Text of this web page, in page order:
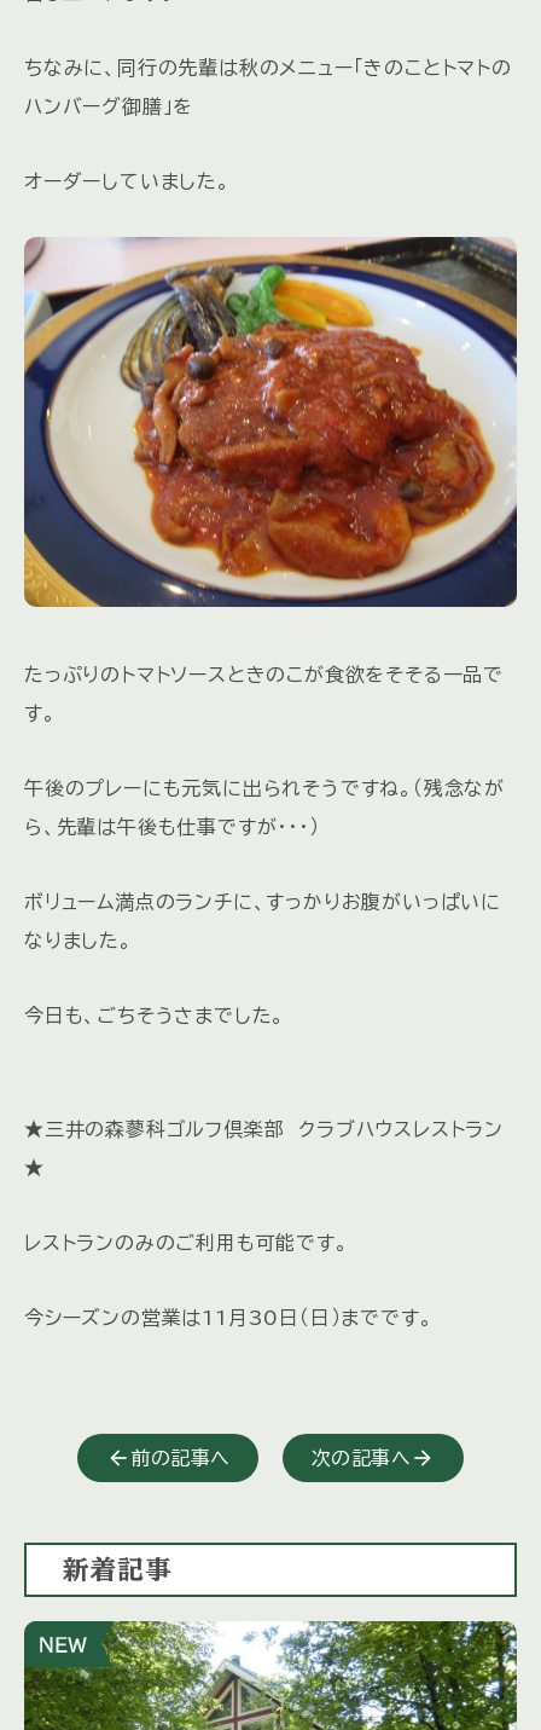
ちなみに、同行の先輩は秋のメニュー「きのことトマトの
ハンバーグ御膳」を
オーダーしていました。
たっぷりのトマトソースときのこが食欲をそそる一品で
す。
午後のプレーにも元気に出られそうですね。（残念なが
ら、先輩は午後も仕事ですが・・・）
ボリューム満点のランチに、すっかりお腹がいっぱいに
なりました。
今日も、ごちそうさまでした。
★三井の森蓼科ゴルフ倶楽部 クラブハウスレストラン
★
レストランのみのご利用も可能です。
今シーズンの営業は11月30日（日）までです。
前の記事へ 次の記事へ
新着記事